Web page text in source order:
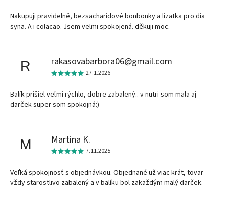
Nakupuji pravidelně, bezsacharidové bonbonky a lizatka pro dia
syna. A i colacao. Jsem velmi spokojená. děkuji moc.
R rakasovabarbora06@gmail.com
27.1.2026
Balík prišiel veľmi rýchlo, dobre zabalený.. v nutri som mala aj
darček super som spokojná:)
M Martina K.
7.11.2025
Veľká spokojnosť s objednávkou. Objednané už viac krát, tovar
vždy starostlivo zabalený a v balíku bol zakaždým malý darček.